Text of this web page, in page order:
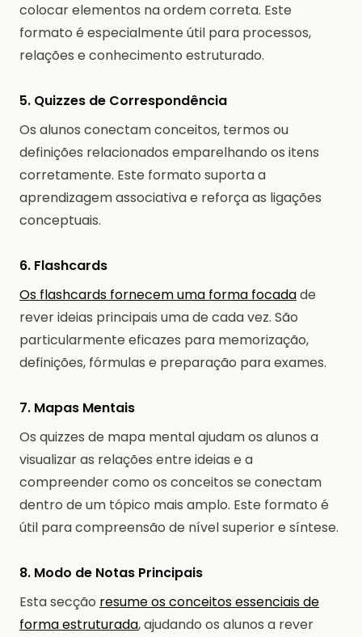
colocar elementos na ordem correta. Este
formato é especialmente útil para processos,
relações e conhecimento estruturado.
5. Quizzes de Correspondência
Os alunos conectam conceitos, termos ou
definições relacionados emparelhando os itens
corretamente. Este formato suporta a
aprendizagem associativa e reforça as ligações
conceptuais.
6. Flashcards
Os flashcards fornecem uma forma focadade
rever ideias principais uma de cada vez. São
particularmente eficazes para memorização,
definições, fórmulas e preparação para exames.
7. Mapas Mentais
Os quizzes de mapa mental ajudam os alunos a
visualizar as relações entre ideias e a
compreender como os conceitos se conectam
dentro de um tópico mais amplo. Este formato é
útil para compreensão de nível superior e síntese.
8. Modo de Notas Principais
Esta secção resume os conceitos essenciais de
forma estruturada, ajudando os alunos a rever